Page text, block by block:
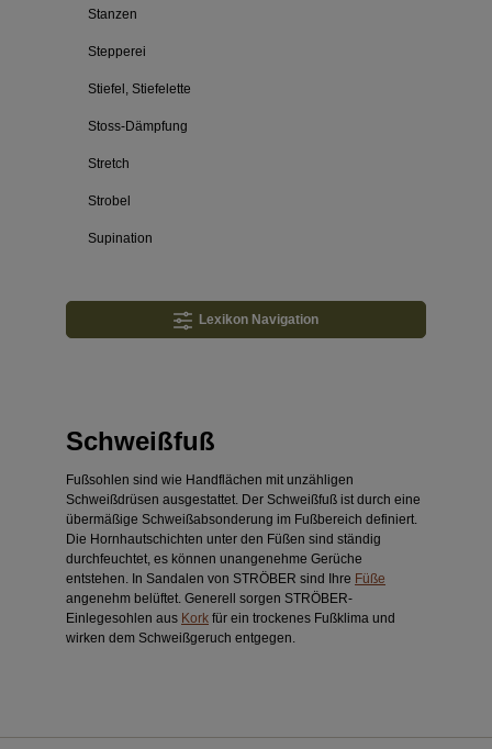
Stanzen
Stepperei
Stiefel, Stiefelette
Stoss-Dämpfung
Stretch
Strobel
Supination
Lexikon Navigation
Schweißfuß
Fußsohlen sind wie Handflächen mit unzähligen
Schweißdrüsen ausgestattet. Der Schweißfuß ist durch eine
übermäßige Schweißabsonderung im Fußbereich definiert.
Die Hornhautschichten unter den Füßen sind ständig
durchfeuchtet, es können unangenehme Gerüche
entstehen. In Sandalen von STRÖBER sind Ihre Füße
angenehm belüftet. Generell sorgen STRÖBER-
Einlegesohlen aus Kork für ein trockenes Fußklima und
wirken dem Schweißgeruch entgegen.